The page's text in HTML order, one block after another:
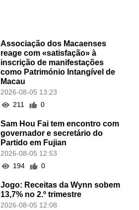
Associação dos Macaenses
reage com «satisfação» à
inscrição de manifestações
como Património Intangível de
Macau
2026-08-05 13:23
211
0
Sam Hou Fai tem encontro com
governador e secretário do
Partido em Fujian
2026-08-05 12:53
194
0
Jogo: Receitas da Wynn sobem
13,7% no 2.º trimestre
2026-08-05 12:08